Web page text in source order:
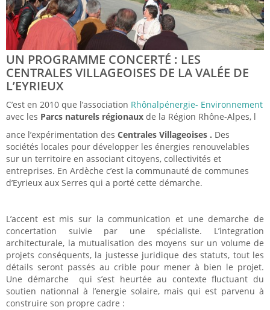
UN PROGRAMME CONCERTÉ : LES
CENTRALES VILLAGEOISES DE LA VALÉE DE
L’EYRIEUX
C’est en 2010 que l’association Rhônalpénergie- Environnement
avec les Parcs naturels régionaux de la Région Rhône-Alpes, l
ance l’expérimentation des Centrales Villageoises . Des
sociétés locales pour développer les énergies renouvelables
sur un territoire en associant citoyens, collectivités et
entreprises. En Ardèche c’est la communauté de communes
d’Eyrieux aux Serres qui a porté cette démarche.
L’accent est mis sur la communication et une demarche de
concertation suivie par une spécialiste. L’integration
architecturale, la mutualisation des moyens sur un volume de
projets conséquents, la justesse juridique des statuts, tout les
détails seront passés au crible pour mener à bien le projet.
Une démarche qui s’est heurtée au contexte fluctuant du
soutien nationnal à l’energie solaire, mais qui est parvenu à
construire son propre cadre :